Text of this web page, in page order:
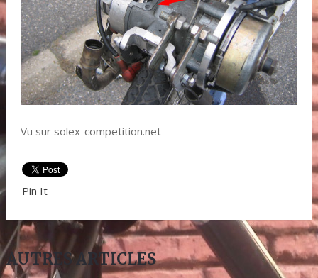
Vu sur solex-competition.net
Pin It
AUTRES ARTICLES